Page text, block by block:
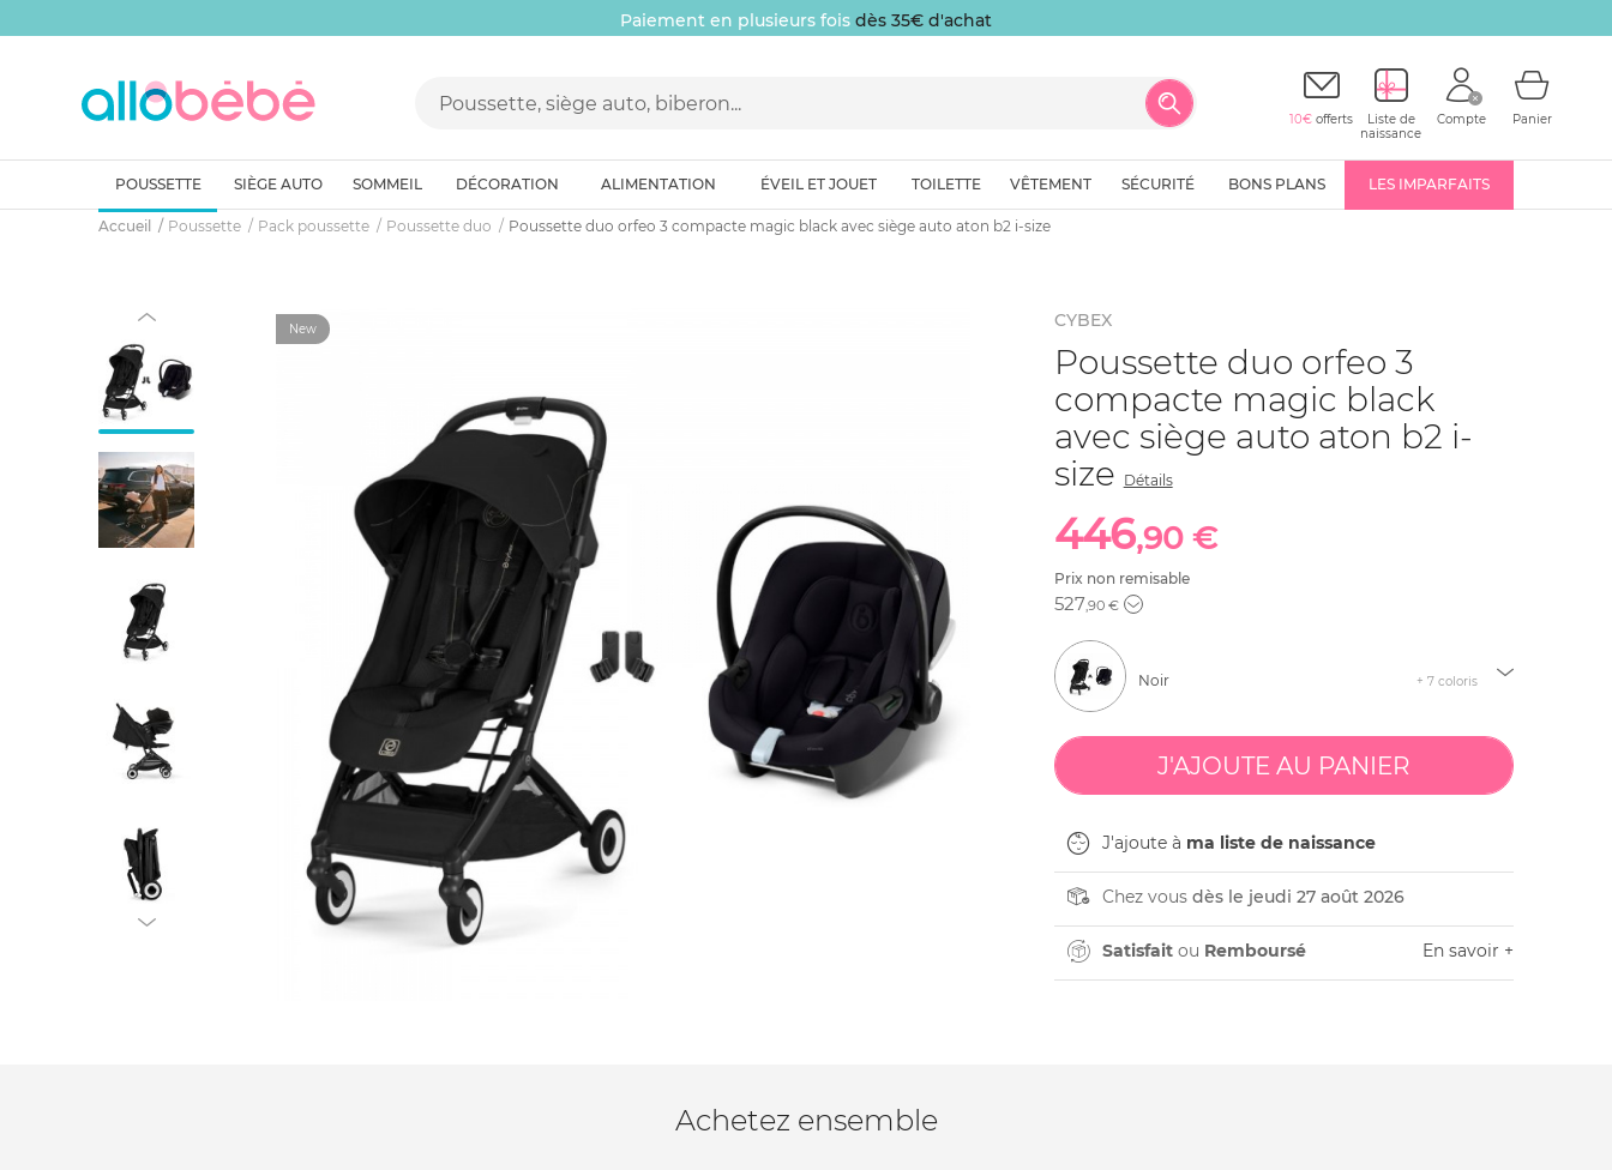
Paiement en plusieurs fois dès 35€ d'achat
10€ offerts
Liste de
naissance
Compte Panier
POUSSETTE SIÈGE AUTO SOMMEIL DÉCORATION ALIMENTATION ÉVEIL ET JOUET TOILETTE VÊTEMENT SÉCURITÉ BONS PLANS LES IMPARFAITS
Accueil Poussette Pack poussette Poussette duo Poussette duo orfeo 3 compacte magic black avec siège auto aton b2 i-size
New CYBEX
Poussette duo orfeo 3
compacte magic black
avec siège auto aton b2 i-
size Détails
446,90 €
Prix non remisable
527,90 €
Noir + 7 coloris
J'ajoute à ma liste de naissance
Chez vous dès le jeudi 27 août 2026
Satisfaitou Remboursé En savoir +
Achetez ensemble